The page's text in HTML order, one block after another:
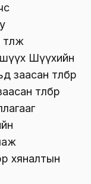
Шүүхийн
заасан төлбөр
төлбөрөө
хяналтын